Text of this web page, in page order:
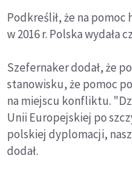
Podkreślił, że na
w 2016 r. Polska wydała
Szefernaker dodał, że
stanowisku, że pomoc
na miejscu konfliktu.
Unii Europejskiej po
polskiej dyplomacji,
dodał.